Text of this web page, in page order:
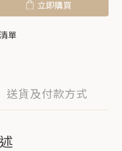
立即購買
單
送貨及付款方式